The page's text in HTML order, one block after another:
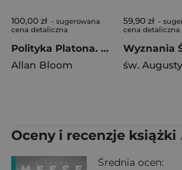
100,00 zł - sugerowana
cena detaliczna
Polityka Platona. Pisma zebrane. Tom 2
Allan Bloom
59,90 zł -
cena detaliczna
Oceny i recenzje książki
Średnia ocen: